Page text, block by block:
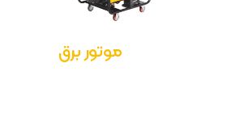
موتور برق